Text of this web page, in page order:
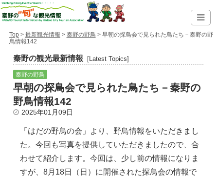
Top> 最新観光情報 > 秦野の野鳥 > 早朝の探鳥会で見られた鳥たち－秦野の野
鳥情報142
秦野の観光最新情報 [Latest Topics]
秦野の野鳥
早朝の探鳥会で見られた鳥たち－秦野の
野鳥情報142
2025年01月09日
「はだの野鳥の会」より、野鳥情報をいただきまし
た。今回も写真を提供していただきましたので、合
わせて紹介します。今回は、少し前の情報になりま
すが、8月18日（日）に開催された探鳥会の情報で